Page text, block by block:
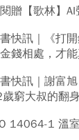
贈【歌林】
快訊｜《打
錢相處，才
快訊｜謝富旭
窮大叔的翻
14064-1 溫